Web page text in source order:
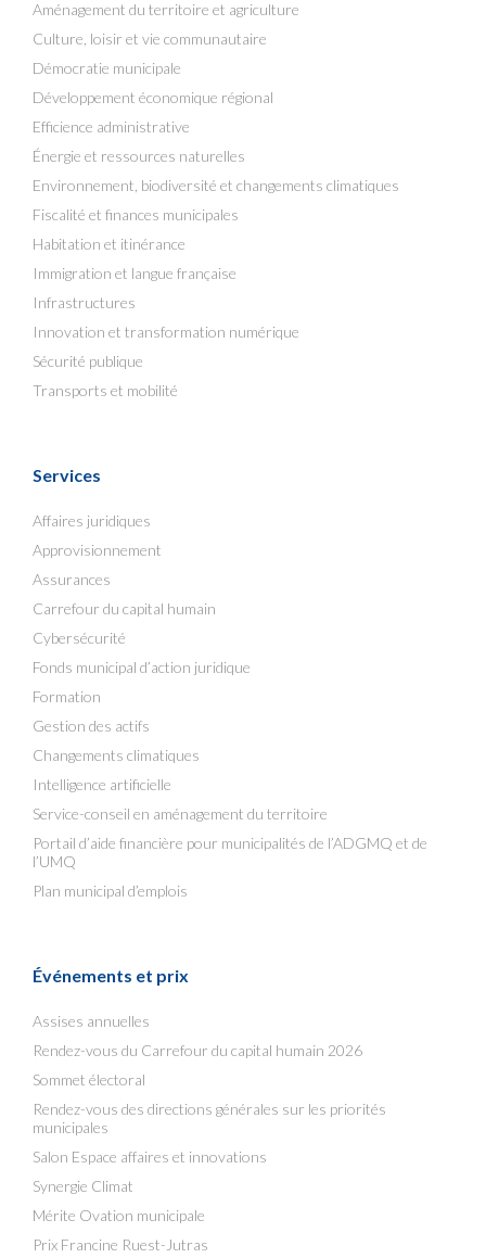
Aménagement du territoire et agriculture
Culture, loisir et vie communautaire
Démocratie municipale
Développement économique régional
Efficience administrative
Énergie et ressources naturelles
Environnement, biodiversité et changements climatiques
Fiscalité et finances municipales
Habitation et itinérance
Immigration et langue française
Infrastructures
Innovation et transformation numérique
Sécurité publique
Transports et mobilité
Services
Affaires juridiques
Approvisionnement
Assurances
Carrefour du capital humain
Cybersécurité
Fonds municipal d’action juridique
Formation
Gestion des actifs
Changements climatiques
Intelligence artificielle
Service-conseil en aménagement du territoire
Portail d’aide financière pour municipalités de l’ADGMQ et de
l’UMQ
Plan municipal d’emplois
Événements et prix
Assises annuelles
Rendez-vous du Carrefour du capital humain 2026
Sommet électoral
Rendez-vous des directions générales sur les priorités
municipales
Salon Espace affaires et innovations
Synergie Climat
Mérite Ovation municipale
Prix Francine Ruest-Jutras